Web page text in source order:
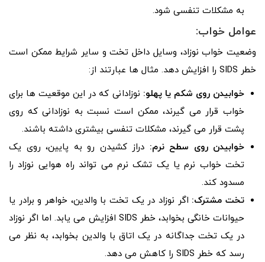
به مشکلات تنفسی شود.
عوامل خواب:
وضعیت خواب نوزاد، وسایل داخل تخت و سایر شرایط ممکن است
خطر SIDS را افزایش دهد. مثال ها عبارتند از:
خوابیدن روی شکم یا پهلو: نوزادانی که در این موقعیت ها برای
خواب قرار می گیرند، ممکن است نسبت به نوزادانی که روی
پشت قرار می گیرند، مشکلات تنفسی بیشتری داشته باشند.
خوابیدن روی سطح نرم: دراز کشیدن رو به پایین، روی یک
تخت خواب نرم یا یک تشک نرم می تواند راه هوایی نوزاد را
مسدود کند.
تخت مشترک: اگر نوزاد در یک تخت با والدین، خواهر و برادر یا
حیوانات خانگی بخوابد، خطر SIDS افزایش می یابد. اما اگر نوزاد
در یک تخت جداگانه در یک اتاق با والدین بخوابد، به نظر می
رسد که خطر SIDS را کاهش می دهد.